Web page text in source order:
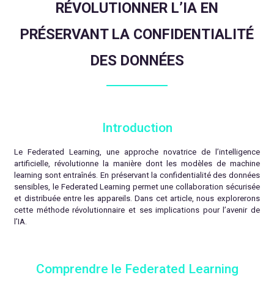
RÉVOLUTIONNER L’IA EN
PRÉSERVANT LA CONFIDENTIALITÉ
DES DONNÉES
Introduction
Le Federated Learning, une approche novatrice de l’intelligence
artificielle, révolutionne la manière dont les modèles de machine
learning sont entraînés. En préservant la confidentialité des données
sensibles, le Federated Learning permet une collaboration sécurisée
et distribuée entre les appareils. Dans cet article, nous explorerons
cette méthode révolutionnaire et ses implications pour l’avenir de
l’IA.
Comprendre le Federated Learning